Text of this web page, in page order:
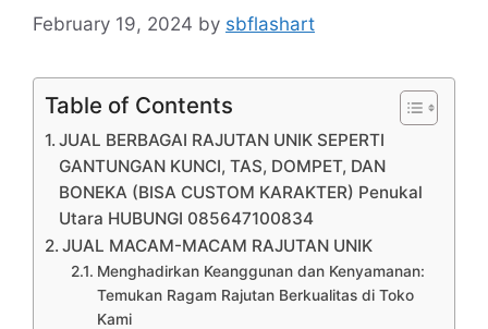
February 19, 2024 by sbflashart
Table of Contents
JUAL BERBAGAI RAJUTAN UNIK SEPERTI
GANTUNGAN KUNCI, TAS, DOMPET, DAN
BONEKA (BISA CUSTOM KARAKTER) Penukal
Utara HUBUNGI 085647100834
JUAL MACAM-MACAM RAJUTAN UNIK
Menghadirkan Keanggunan dan Kenyamanan:
Temukan Ragam Rajutan Berkualitas di Toko
Kami